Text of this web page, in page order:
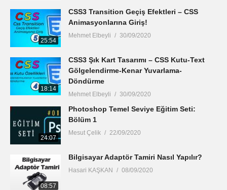
25:54
CSS3 Transition Geçiş Efektleri – CSS
Animasyonlarına Giriş!
Mehmet Elbeyli 30/09/2020
18:14
CSS3 Şık Kart Tasarımı – CSS Kutu-Text
Gölgelendirme-Kenar Yuvarlama-
Döndürme
Mehmet Elbeyli 30/09/2020
24:07
Photoshop Temel Seviye Eğitim Seti:
Bölüm 1
Mesut Çelik 22/09/2020
08:57
Bilgisayar Adaptör Tamiri Nasıl Yapılır?
Hasari KAŞKAN 08/09/2020